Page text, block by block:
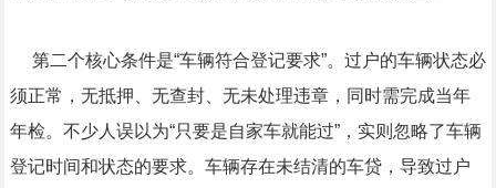
第二个核心条件是“车辆符合登记要求”。过户的车辆状态必
须正常，无抵押、无查封、无未处理违章，同时需完成当年
年检。不少人误以为“只要是自家车就能过”，实则忽略了车辆
登记时间和状态的要求。车辆存在未结清的车贷，导致过户